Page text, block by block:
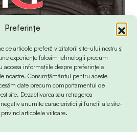
Preferințe
ce articole preferă vizitatorii site-ului nostru și
experiențe folosim tehnologii precum
accesa informațiile despre preferințele
noastre. Consimțământul pentru aceste
date precum comportamentul de
site. Dezactivarea sau retragerea
anumite caracteristici și funcții ale site-
articolele viitoare.